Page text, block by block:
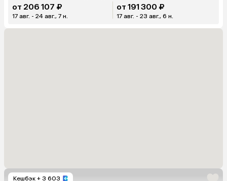
от 206 107 ₽
17 авг. - 24 авг., 7 н.
от 191 300 ₽
17 авг. - 23 авг., 6 н.
Кешбэк + 3 603